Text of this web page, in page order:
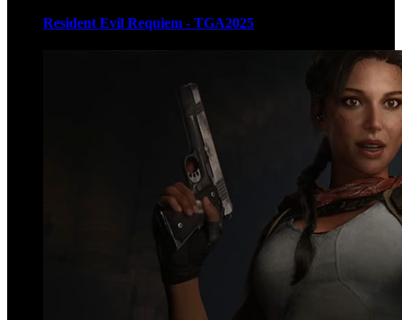
Resident Evil Requiem - TGA2025